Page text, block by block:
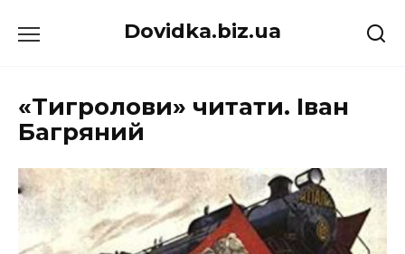
до
Dovidka.biz.ua
«Тигролови» читати. Іван
Багряний